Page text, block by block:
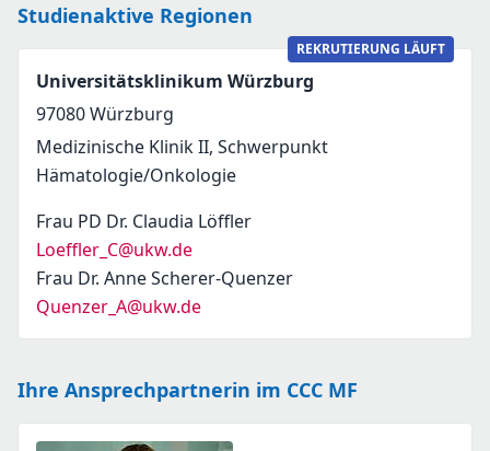
Studienaktive Regionen
REKRUTIERUNG LÄUFT
Universitätsklinikum Würzburg
97080Würzburg
Medizinische Klinik II, Schwerpunkt
Hämatologie/Onkologie
Frau PD Dr. Claudia Löffler
Loeffler_C@ukw.de
Frau Dr. Anne Scherer-Quenzer
Quenzer_A@ukw.de
Ihre Ansprechpartnerin im CCC MF